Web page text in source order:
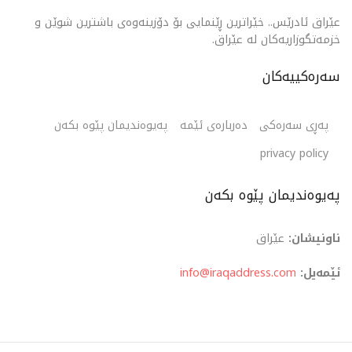
عێراق ئادرێس.. خێراترین ڕێنمایی بۆ دۆزینەوەی باشترین شوێن و
خزمەتگوزاریەکان لە عێراق.
سەرەکییەکان
پەڕی سەرەکی دەربارەی ئێمە
پەیوەندیمان پێوە بکەن
privacy policy
پەیوەندیمان پێوە بکەن
ناونیشان: عێراق
ئێمەیل: info@iraqaddress.com